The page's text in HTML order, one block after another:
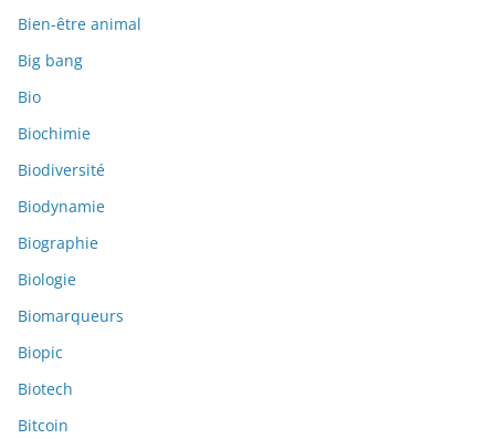
Bien-être animal
Big bang
Bio
Biochimie
Biodiversité
Biodynamie
Biographie
Biologie
Biomarqueurs
Biopic
Biotech
Bitcoin